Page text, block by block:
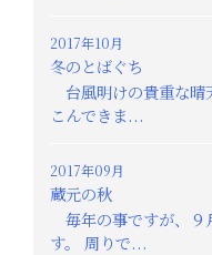
2017年10月
冬のとばぐち
台風明けの貴重な晴
こんできま...
2017年09月
蔵元の秋
毎年の事ですが、９
す。 周りで...